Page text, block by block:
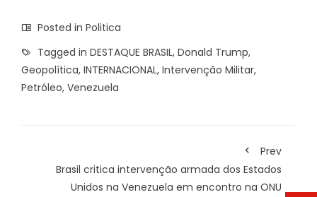
Posted in Politica
Tagged in DESTAQUE BRASIL, Donald Trump,
Geopolítica, INTERNACIONAL, Intervenção Militar,
Petróleo, Venezuela
Prev
Brasil critica intervenção armada dos Estados
Unidos na Venezuela em encontro na ONU